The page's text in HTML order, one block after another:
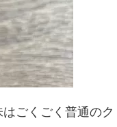
ごくごく普通のク